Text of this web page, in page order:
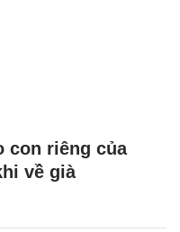
con riêng của
về già